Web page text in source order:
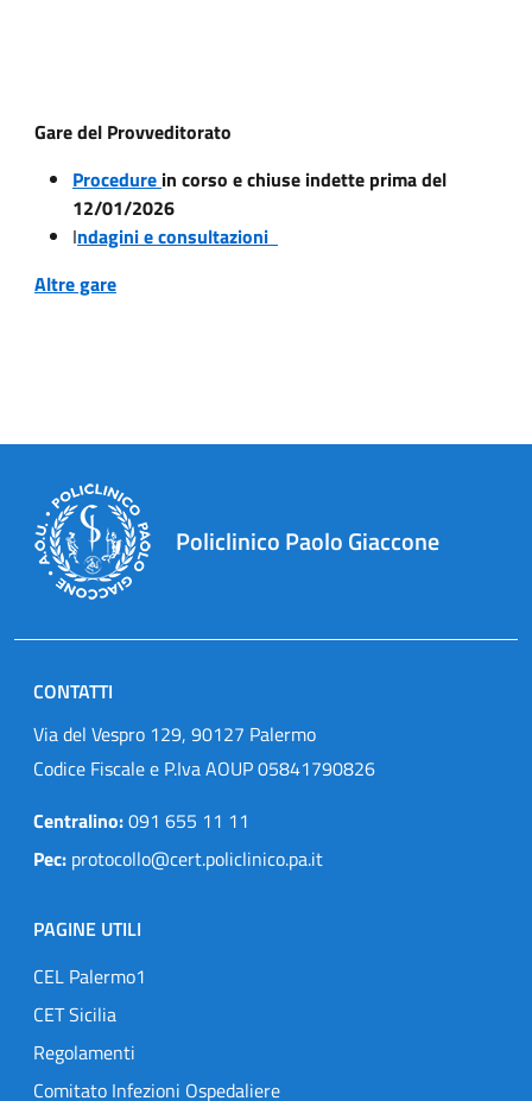
Gare del Provveditorato
Procedure in corso e chiuse indette prima del
12/01/2026
Indagini e consultazioni
Altre gare
Policlinico Paolo Giaccone
CONTATTI
Via del Vespro 129, 90127 Palermo
Codice Fiscale e P.Iva AOUP 05841790826
Centralino:091 655 11 11
Pec: protocollo@cert.policlinico.pa.it
PAGINE UTILI
CEL Palermo1
CET Sicilia
Regolamenti
Comitato Infezioni Ospedaliere